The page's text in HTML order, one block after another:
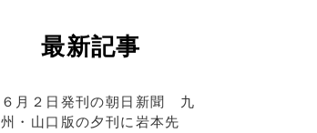
最新記事
６月２日発刊の朝日新聞 九
州・山口版の夕刊に岩本先